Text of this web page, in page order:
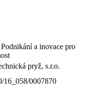
a inovace pro
pryž, s.r.o.
16_058/0007870